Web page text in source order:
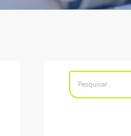
Buscar
resultados